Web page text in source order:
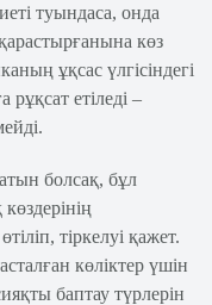
туындаса, онда
көз
ұқсас үлгісіндегі
етіледі –
болсақ, бұл
тіркелуі қажет.
көліктер үшін
баптау түрлерін